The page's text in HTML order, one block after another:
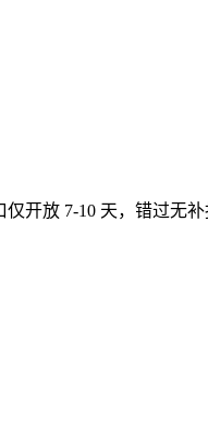
开放 7-10 天，错过无补